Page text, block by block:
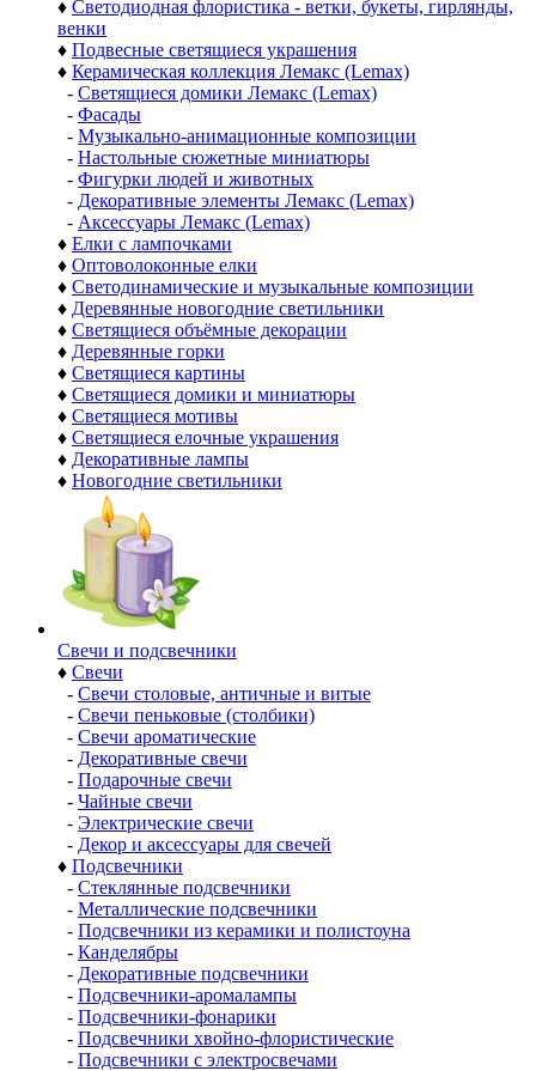
♦ Светодиодная флористика - ветки, букеты, гирлянды,
венки
♦ Подвесные светящиеся украшения
♦ Керамическая коллекция Лемакс (Lemax)
- Светящиеся домики Лемакс (Lemax)
- Фасады
- Музыкально-анимационные композиции
- Настольные сюжетные миниатюры
- Фигурки людей и животных
- Декоративные элементы Лемакс (Lemax)
- Аксессуары Лемакс (Lemax)
♦ Елки с лампочками
♦ Оптоволоконные елки
♦ Светодинамические и музыкальные композиции
♦ Деревянные новогодние светильники
♦ Светящиеся объёмные декорации
♦ Деревянные горки
♦ Светящиеся картины
♦ Светящиеся домики и миниатюры
♦ Светящиеся мотивы
♦ Светящиеся елочные украшения
♦ Декоративные лампы
♦ Новогодние светильники
Свечи и подсвечники
♦ Свечи
- Свечи столовые, античные и витые
- Свечи пеньковые (столбики)
- Свечи ароматические
- Декоративные свечи
- Подарочные свечи
- Чайные свечи
- Электрические свечи
- Декор и аксессуары для свечей
♦ Подсвечники
- Стеклянные подсвечники
- Металлические подсвечники
- Подсвечники из керамики и полистоуна
- Канделябры
- Декоративные подсвечники
- Подсвечники-аромалампы
- Подсвечники-фонарики
- Подсвечники хвойно-флористические
- Подсвечники с электросвечами